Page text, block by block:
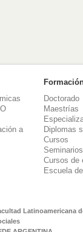
a
Doctorado
Maestrías
Diplomas
Cursos
Seminarios
Cursos de
Escuela
Latinoamericana